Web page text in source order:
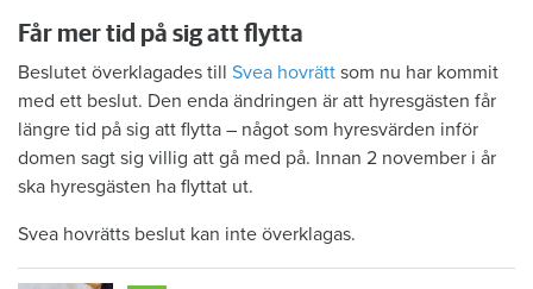
Får mer tid på sig att flytta
Beslutet överklagades till Svea hovrätt som nu har kommit
med ett beslut. Den enda ändringen är att hyresgästen får
längre tid på sig att flytta – något som hyresvärden inför
domen sagt sig villig att gå med på. Innan 2 november i år
ska hyresgästen ha flyttat ut.
Svea hovrätts beslut kan inte överklagas.